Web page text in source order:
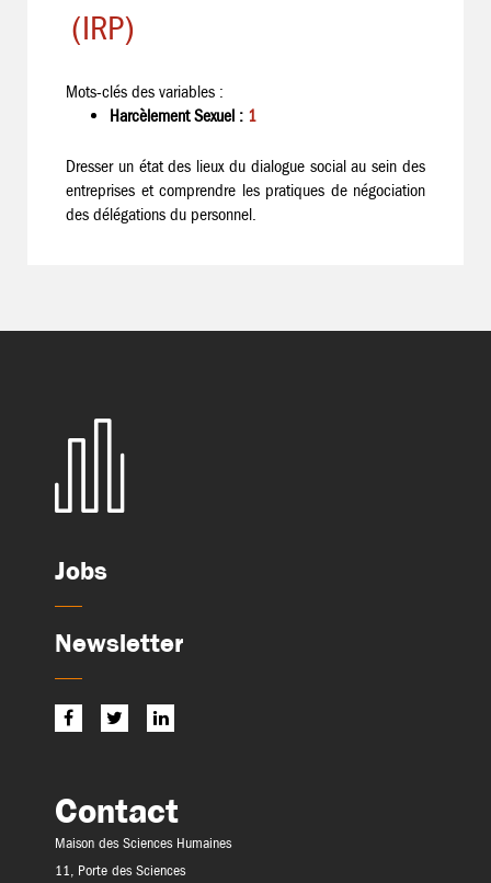
(IRP)
Mots-clés des variables :
Harcèlement Sexuel : 1
Dresser un état des lieux du dialogue social au sein des
entreprises et comprendre les pratiques de négociation
des délégations du personnel.
Jobs
Newsletter
Contact
Maison des Sciences Humaines
11, Porte des Sciences